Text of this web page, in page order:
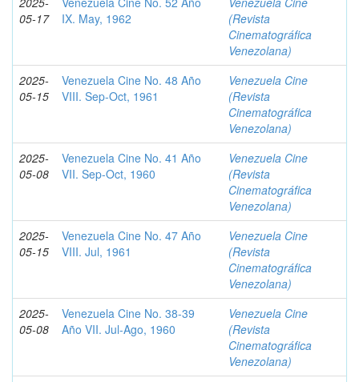
05-17
IX. May, 1962
(Revista
Cinematográfica
Venezolana)
2025-
05-15
Venezuela Cine No. 48 Año
VIII. Sep-Oct, 1961
Venezuela Cine
(Revista
Cinematográfica
Venezolana)
2025-
05-08
Venezuela Cine No. 41 Año
VII. Sep-Oct, 1960
Venezuela Cine
(Revista
Cinematográfica
Venezolana)
2025-
05-15
Venezuela Cine No. 47 Año
VIII. Jul, 1961
Venezuela Cine
(Revista
Cinematográfica
Venezolana)
2025-
05-08
Venezuela Cine No. 38-39
Año VII. Jul-Ago, 1960
Venezuela Cine
(Revista
Cinematográfica
Venezolana)